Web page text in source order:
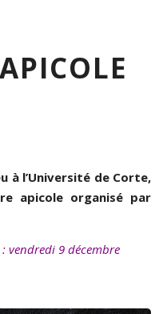
à l’Université de Corte,
apicole organisé par
vendredi 9 décembre